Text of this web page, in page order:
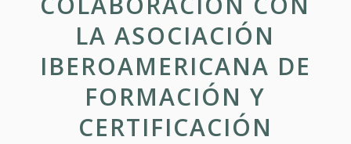
LA ASOCIACIÓN
IBEROAMERICANA DE
FORMACIÓN Y
CERTIFICACIÓN